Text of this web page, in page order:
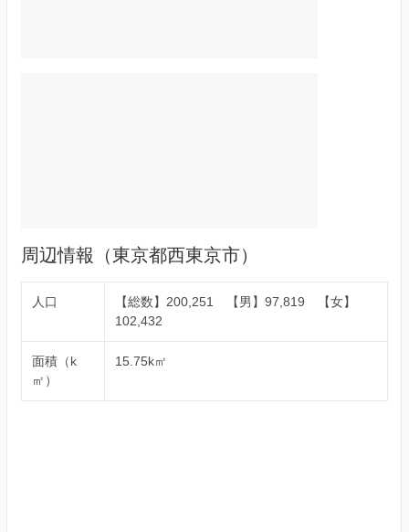
周辺情報（東京都西東京市）
人口
【総数】200,251 【男】97,819 【女】
102,432
面積（k
㎡）
15.75k㎡